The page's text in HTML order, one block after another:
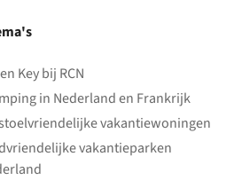
Key bij RCN
in Nederland en Frankrijk
vakantiewoningen
vakantieparken